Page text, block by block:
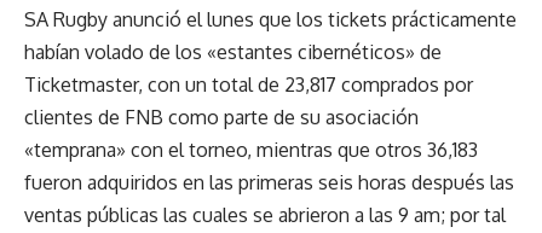
SA Rugby anunció el lunes que los tickets prácticamente
habían volado de los «estantes cibernéticos» de
Ticketmaster, con un total de 23,817 comprados por
clientes de FNB como parte de su asociación
«temprana» con el torneo, mientras que otros 36,183
fueron adquiridos en las primeras seis horas después las
ventas públicas las cuales se abrieron a las 9 am; por tal